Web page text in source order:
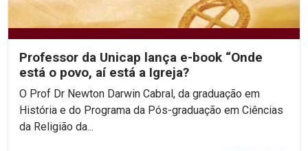
Professor da Unicap lança e-book “Onde
está o povo, aí está a Igreja?
O Prof Dr Newton Darwin Cabral, da graduação em
História e do Programa da Pós-graduação em Ciências
da Religião da...